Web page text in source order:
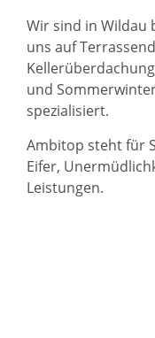
Wir sind in Wildau
uns auf
und
spezialisiert.
Ambitop steht für
Eifer,
Leistungen.